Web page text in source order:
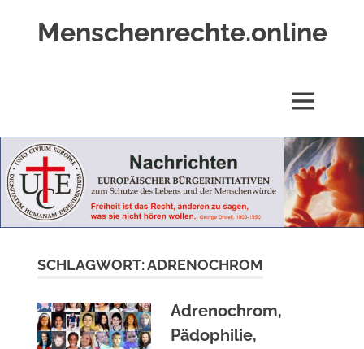
Menschenrechte.online
Geborene
wie
für
Ungeborene
MENÜ
SCHLAGWORT:ADRENOCHROM
Adrenochrom,
Pädophilie,